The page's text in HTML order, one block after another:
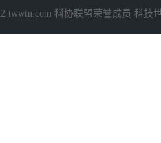
twwtn.com 科协联盟荣誉成员 科